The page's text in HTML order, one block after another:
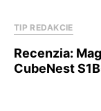
TIP REDAKCIE
Recenzia:
CubeNest